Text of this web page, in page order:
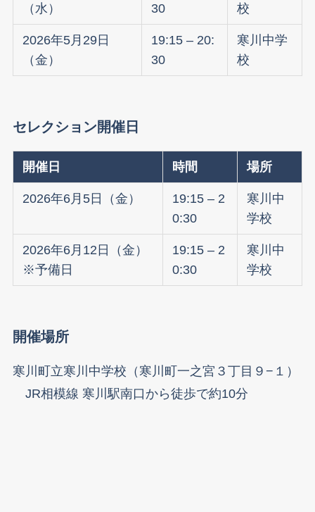
（水）
30
校
2026年5月29日
（金）
19:15 – 20:
30
寒川中学
校
セレクション開催日
開催日 時間 場所
2026年6月5日（金）
19:15 – 2
0:30
寒川中
学校
2026年6月12日（金）
※予備日
19:15 – 2
0:30
寒川中
学校
開催場所
寒川町立寒川中学校（寒川町一之宮３丁目９−１）
JR相模線 寒川駅南口から徒歩で約10分